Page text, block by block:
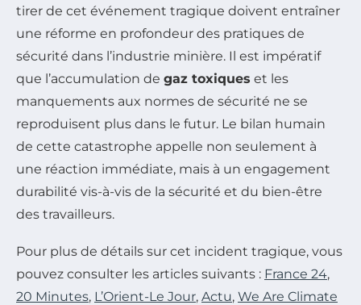
tirer de cet événement tragique doivent entraîner
une réforme en profondeur des pratiques de
sécurité dans l’industrie minière. Il est impératif
que l’accumulation de gaz toxiques et les
manquements aux normes de sécurité ne se
reproduisent plus dans le futur. Le bilan humain
de cette catastrophe appelle non seulement à
une réaction immédiate, mais à un engagement
durabilité vis-à-vis de la sécurité et du bien-être
des travailleurs.
Pour plus de détails sur cet incident tragique, vous
pouvez consulter les articles suivants : France 24,
20 Minutes, L’Orient-Le Jour, Actu, We Are Climate